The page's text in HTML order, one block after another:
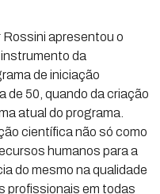
apresentou o
da
de iniciação
de 50, quando da criação
atual do programa.
científica não só como
humanos para a
do mesmo na qualidade
profissionais em todas